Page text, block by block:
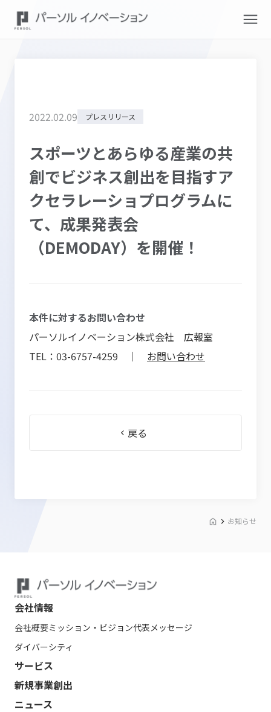
2022.02.09 プレスリリース
スポーツとあらゆる産業の共
創でビジネス創出を目指すア
クセラレーショプログラムに
て、成果発表会
（DEMODAY）を開催！
本件に対するお問い合わせ
パーソルイノベーション株式会社 広報室
TEL：03-6757-4259 ｜ お問い合わせ
戻る
お知らせ
会社情報
会社概要ミッション・ビジョン代表メッセージ
ダイバーシティ
サービス
新規事業創出
ニュース